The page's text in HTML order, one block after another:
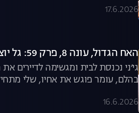
17.6.2026
האח הגדול, עונה 8, פרק 59: גל יוצאת מהבית
גי׳ני נכנסת לבית ומגשימה
בהלם, עומר פוגש את אחיו, שלי
16.6.2026